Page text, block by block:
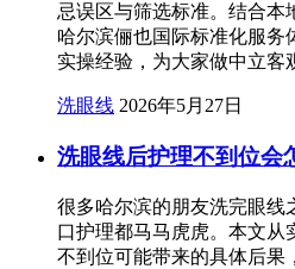
忌误区与筛选标准。结合本
哈尔滨俪也国际标准化服务
实操经验，为大家做中立客
洗眼线 2026年5月27日
洗眼线后护理不到位会
很多哈尔滨的朋友洗完眼线
口护理都马马虎虎。本文从
不到位可能带来的具体后果